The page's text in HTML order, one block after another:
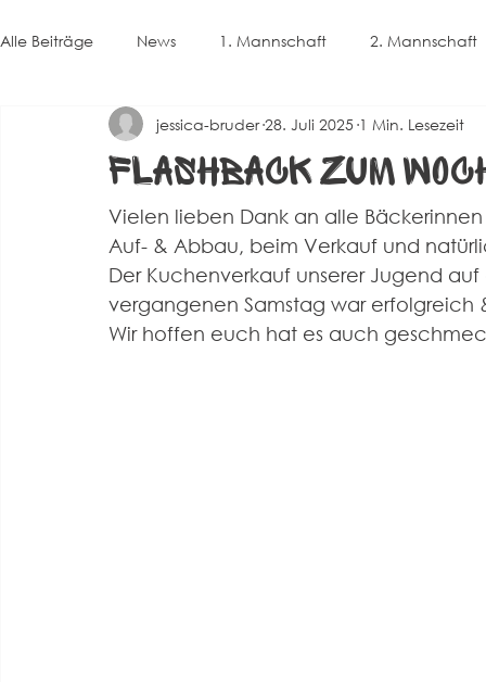
Alle Beiträge News 1. Mannschaft 2. Mannschaft
Spielberichte Herren 2 Corona Events Alte
Flashback zum
jessica-bruder 28. Juli 2025 1 Min. Lesezeit
Vielen lieben Dank an alle
Auf- & Abbau, beim Verkauf und
Der Kuchenverkauf unserer Jugend
vergangenen Samstag war
Wir hoffen euch hat es auch